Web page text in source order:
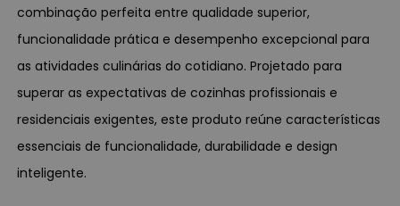
combinação perfeita entre qualidade superior,
funcionalidade prática e desempenho excepcional para
as atividades culinárias do cotidiano. Projetado para
superar as expectativas de cozinhas profissionais e
residenciais exigentes, este produto reúne características
essenciais de funcionalidade, durabilidade e design
inteligente.